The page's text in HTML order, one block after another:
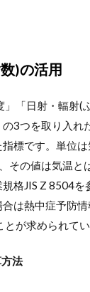
)の活用
「日射・輻射(
3つを取り入れ
標です。単位
その値は気温と
格JIS Z 8504を
は熱中症予防
が求められてい
法